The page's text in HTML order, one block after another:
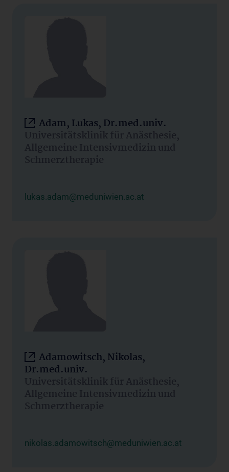
Adam, Lukas, Dr.med.univ.
Universitätsklinik für Anästhesie,
Allgemeine Intensivmedizin und
Schmerztherapie
lukas.adam@meduniwien.ac.at
Adamowitsch, Nikolas,
Dr.med.univ.
Universitätsklinik für Anästhesie,
Allgemeine Intensivmedizin und
Schmerztherapie
nikolas.adamowitsch@meduniwien.ac.at